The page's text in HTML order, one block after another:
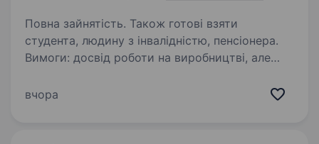
Повна зайнятість. Також готові взяти
студента, людину з інвалідністю, пенсіонера.
Вимоги: досвід роботи на виробництві, але
виробничих стандартів Умови роботи:
вчора